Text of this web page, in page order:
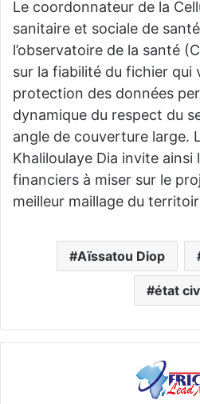
Le coordonnateur de la
sanitaire et sociale de
l’observatoire de la santé
sur la fiabilité du fichier qui
protection des données
dynamique du respect du
angle de couverture large.
Khaliloulaye Dia invite ainsi
financiers à miser sur le
meilleur maillage du
Aïssatou Diop
état